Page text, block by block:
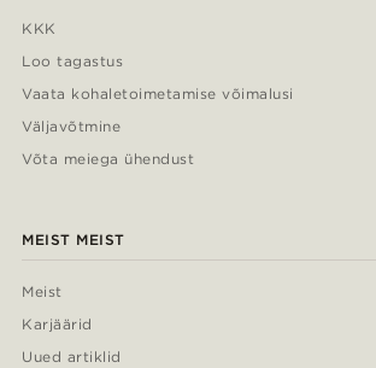
KKK
Loo tagastus
Vaata kohaletoimetamise võimalusi
Väljavõtmine
Võta meiega ühendust
MEIST MEIST
Meist
Karjäärid
Uued artiklid